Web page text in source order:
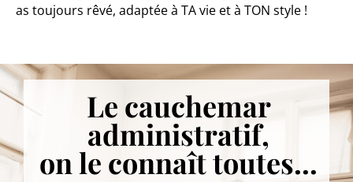
as toujours rêvé, adaptée à TA vie et à TON style !
Le cauchemar
administratif,
on le connaît toutes...